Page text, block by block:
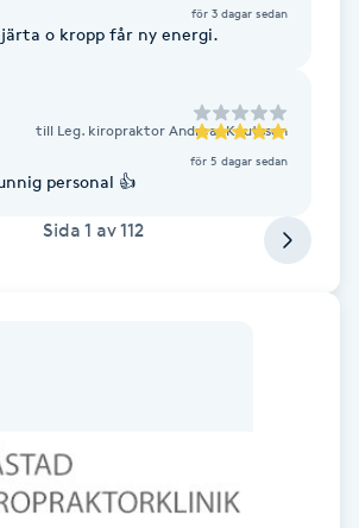
för 3 dagar sedan
o kropp får ny energi.
till Leg. kiropraktor Andreas Knutsson
för 5 dagar sedan
personal 👍
Sida 1 av112